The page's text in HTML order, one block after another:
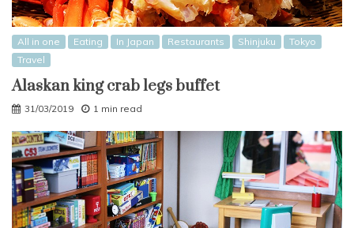
All in one Eating In Japan Restaurants Shinjuku
Tokyo
Travel
Alaskan king crab legs buffet
31/03/2019 1 min read